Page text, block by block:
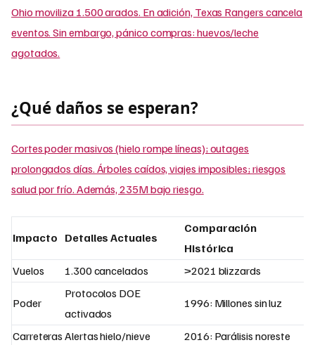
Ohio moviliza 1.500 arados. En adición, Texas Rangers cancela
eventos. Sin embargo, pánico compras: huevos/leche
agotados.
¿Qué daños se esperan?
Cortes poder masivos (hielo rompe líneas); outages
prolongados días. Árboles caídos, viajes imposibles; riesgos
salud por frío. Además, 235M bajo riesgo.
Impacto Detalles Actuales
Comparación
Histórica
Vuelos
1.300 cancelados >2021 blizzards
Poder
Protocolos DOE
activados
1996: Millones sin luz
Carreteras Alertas hielo/nieve
2016: Parálisis noreste